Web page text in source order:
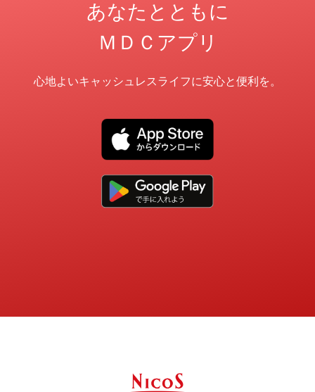
あなたとともに
ＭＤＣアプリ
心地よいキャッシュレスライフに安心と便利を。